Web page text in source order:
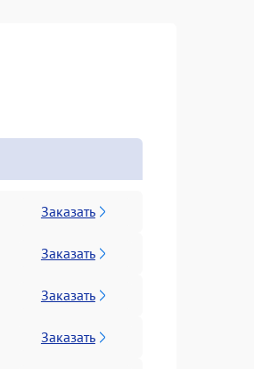
Заказать
Заказать
Заказать
Заказать